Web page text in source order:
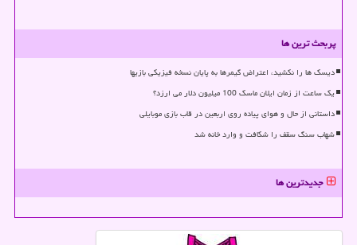
پربحث ترین ها
دیسک ها را نکشید، اعتراض گیمرها به پایان نسخه فیزیکی بازیها
یک ساعت از زمان ایلان ماسک 100 میلیون دلار می ارزد؟
داستانی از حال و هوای پیاده روی اربعین در قاب بازی موبایلی
شهاب سنگ سقف را شکافت و وارد خانه شد
جدیدترین ها